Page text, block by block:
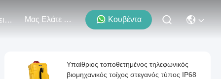
Εκδηλώσεις Μας Ελάτε Σε Επαφή Με Κουβέντα
Υπαίθριος τοποθετημένος τηλεφωνικός
βιομηχανικός τοίχος στεγανός τύπος IP68